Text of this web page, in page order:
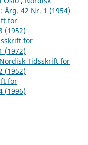
42 Nr. 1 (1954)
for
(1952)
for
(1972)
Nordisk Tidsskrift for
(1952)
for
(1996)